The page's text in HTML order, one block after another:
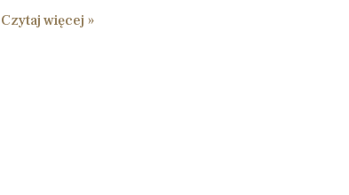
Czytaj więcej »